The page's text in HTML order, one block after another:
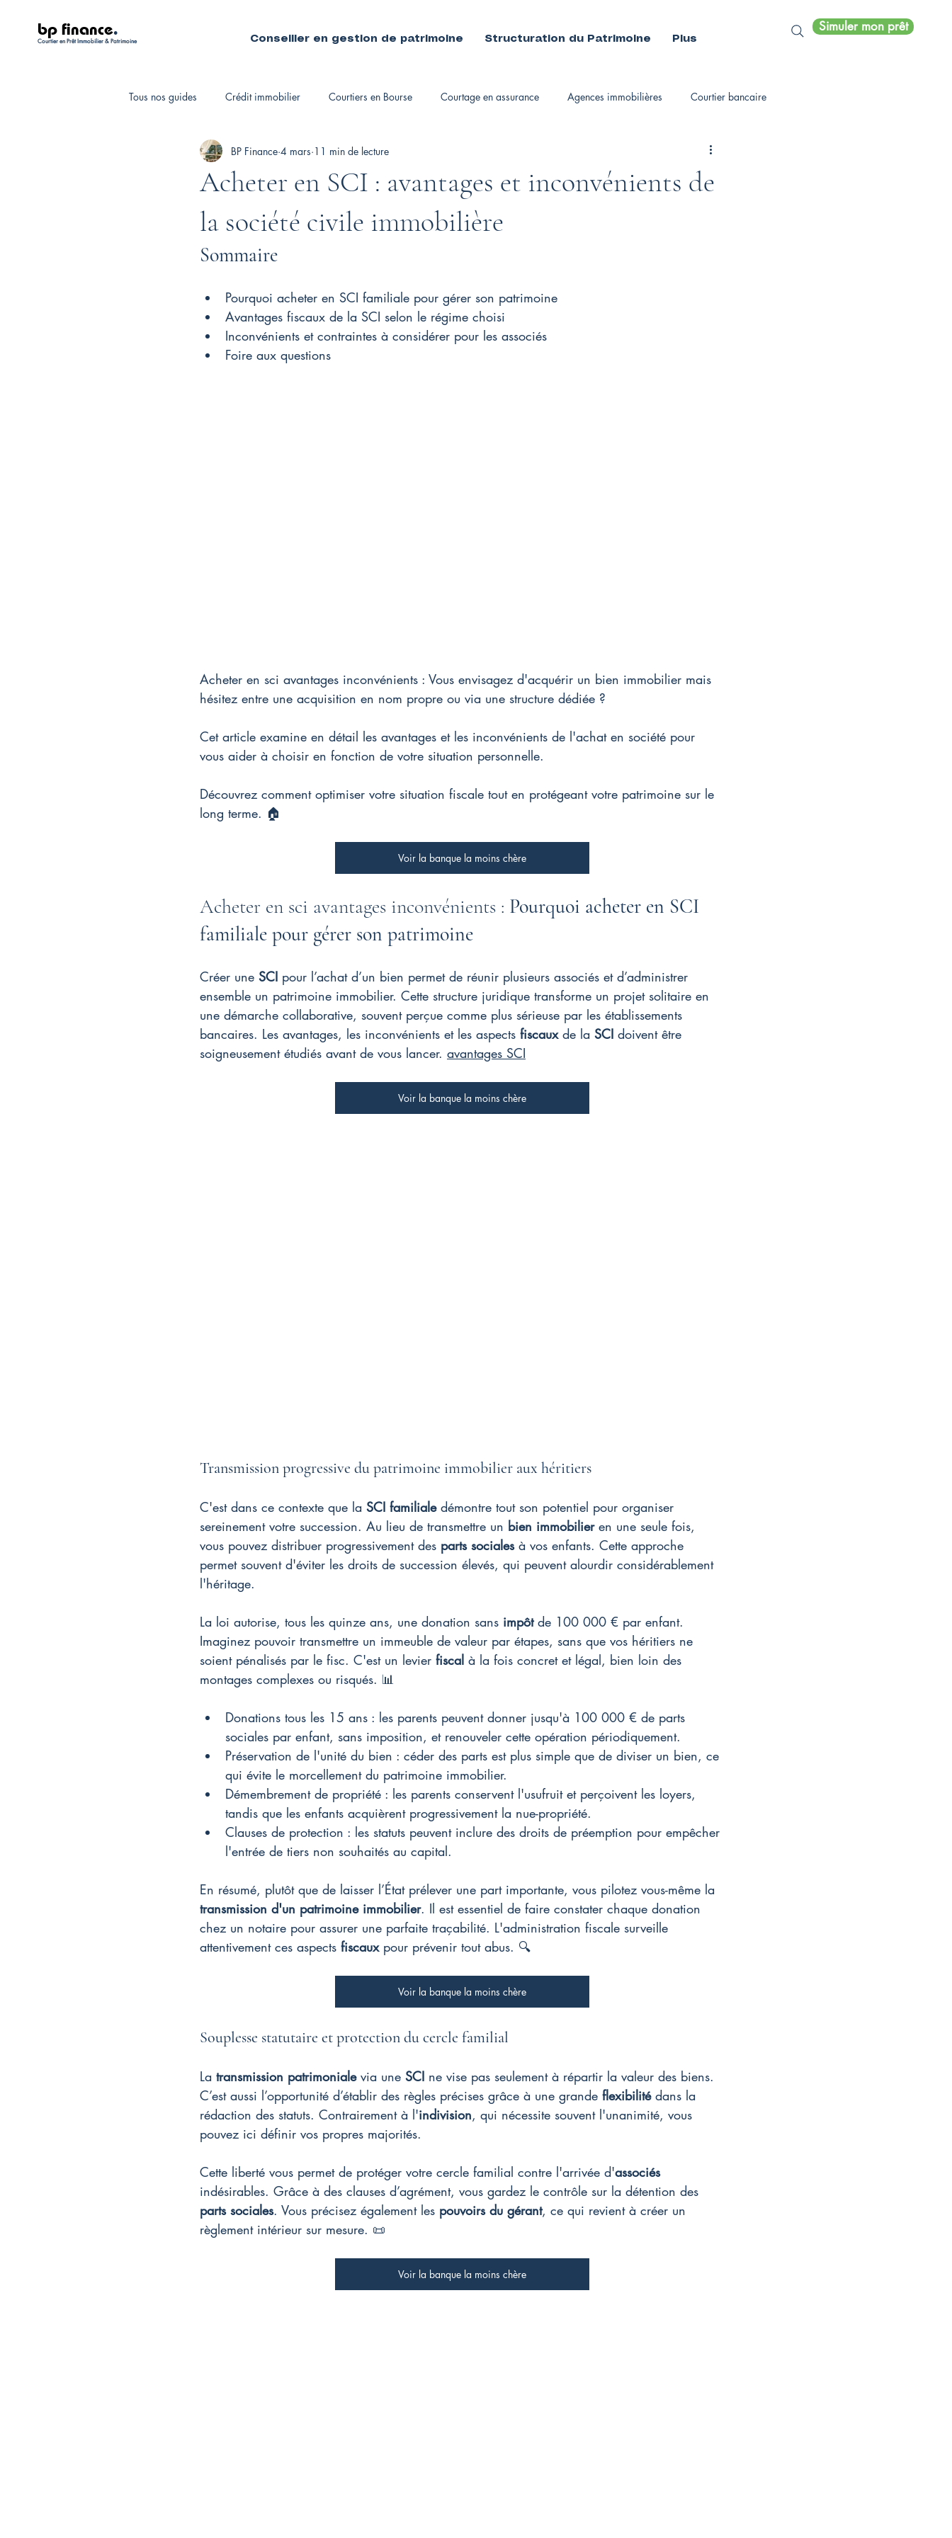
bp finance.
Courtier en Prêt Immobilier & Patrimoine Conseiller en gestion de patrimoine Structuration du Patrimoine Plus
Simuler mon prêt
Tous nos guides Crédit immobilier Courtiers en Bourse Courtage en assurance Agences immobilières Courtier bancaire
Fiscalité personnelle Courtiers immobiliers
Acheter en SCI : avantages et inconvénients de
la société civile immobilière
BP Finance 4 mars 11 min de lecture
Sommaire
Pourquoi acheter en SCI familiale pour gérer son patrimoine
Avantages fiscaux de la SCI selon le régime choisi
Inconvénients et contraintes à considérer pour les associés
Foire aux questions
Acheter en sci avantages inconvénients : Vous envisagez d'acquérir un bien immobilier mais
hésitez entre une acquisition en nom propre ou via une structure dédiée ?
Cet article examine en détail les avantages et les inconvénients de l'achat en société pour
vous aider à choisir en fonction de votre situation personnelle.
Découvrez comment optimiser votre situation fiscale tout en protégeant votre patrimoine sur le
long terme. 🏠
Voir la banque la moins chère
Acheter en sci avantages inconvénients : Pourquoi acheter en SCI
familiale pour gérer son patrimoine
Créer une SCI pour l’achat d’un bien permet de réunir plusieurs associés et d’administrer
ensemble un patrimoine immobilier. Cette structure juridique transforme un projet solitaire en
une démarche collaborative, souvent perçue comme plus sérieuse par les établissements
bancaires. Les avantages, les inconvénients et les aspects fiscaux de la SCI doivent être
soigneusement étudiés avant de vous lancer. avantages SCI
Voir la banque la moins chère
Transmission progressive du patrimoine immobilier aux héritiers
C'est dans ce contexte que la SCI familiale démontre tout son potentiel pour organiser
sereinement votre succession. Au lieu de transmettre un bien immobilier en une seule fois,
vous pouvez distribuer progressivement des parts sociales à vos enfants. Cette approche
permet souvent d'éviter les droits de succession élevés, qui peuvent alourdir considérablement
l'héritage.
La loi autorise, tous les quinze ans, une donation sans impôt de 100 000 € par enfant.
Imaginez pouvoir transmettre un immeuble de valeur par étapes, sans que vos héritiers ne
soient pénalisés par le fisc. C'est un levier fiscal à la fois concret et légal, bien loin des
montages complexes ou risqués. 📊
Donations tous les 15 ans : les parents peuvent donner jusqu'à 100 000 € de parts
sociales par enfant, sans imposition, et renouveler cette opération périodiquement.
Préservation de l'unité du bien : céder des parts est plus simple que de diviser un bien, ce
qui évite le morcellement du patrimoine immobilier.
Démembrement de propriété : les parents conservent l'usufruit et perçoivent les loyers,
tandis que les enfants acquièrent progressivement la nue-propriété.
Clauses de protection : les statuts peuvent inclure des droits de préemption pour empêcher
l'entrée de tiers non souhaités au capital.
En résumé, plutôt que de laisser l’État prélever une part importante, vous pilotez vous-même la
transmission d'un patrimoine immobilier. Il est essentiel de faire constater chaque donation
chez un notaire pour assurer une parfaite traçabilité. L'administration fiscale surveille
attentivement ces aspects fiscaux pour prévenir tout abus. 🔍
Voir la banque la moins chère
Souplesse statutaire et protection du cercle familial
La transmission patrimoniale via une SCI ne vise pas seulement à répartir la valeur des biens.
C’est aussi l’opportunité d’établir des règles précises grâce à une grande flexibilité dans la
rédaction des statuts. Contrairement à l'indivision, qui nécessite souvent l'unanimité, vous
pouvez ici définir vos propres majorités.
Cette liberté vous permet de protéger votre cercle familial contre l'arrivée d'associés
indésirables. Grâce à des clauses d’agrément, vous gardez le contrôle sur la détention des
parts sociales. Vous précisez également les pouvoirs du gérant, ce qui revient à créer un
règlement intérieur sur mesure. 📜
Voir la banque la moins chère